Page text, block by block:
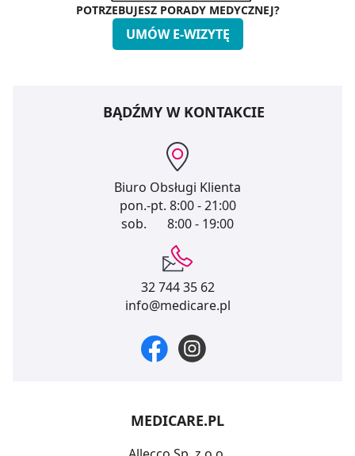
POTRZEBUJESZ PORADY MEDYCZNEJ?
UMÓW E-WIZYTĘ
BĄDŹMY W KONTAKCIE
Biuro Obsługi Klienta
pon.-pt. 8:00 - 21:00
sob.
8:00 - 19:00
32 744 35 62
info@medicare.pl
MEDICARE.PL